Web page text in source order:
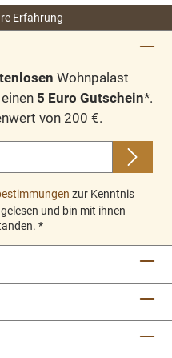
Erfahrung
Wohnpalast
5 Euro Gutschein*.
von 200 €.
zur Kenntnis
gelesen und bin mit ihnen
*